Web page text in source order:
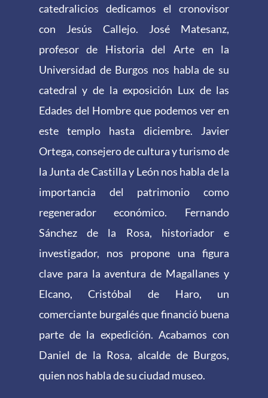
catedralicios dedicamos el cronovisor
con Jesús Callejo. José Matesanz,
profesor de Historia del Arte en la
Universidad de Burgos nos habla de su
catedral y de la exposición Lux de las
Edades del Hombre que podemos ver en
este templo hasta diciembre. Javier
Ortega, consejero de cultura y turismo de
la Junta de Castilla y León nos habla de la
importancia del patrimonio como
regenerador económico. Fernando
Sánchez de la Rosa, historiador e
investigador, nos propone una figura
clave para la aventura de Magallanes y
Elcano, Cristóbal de Haro, un
comerciante burgalés que financió buena
parte de la expedición. Acabamos con
Daniel de la Rosa, alcalde de Burgos,
quien nos habla de su ciudad museo.